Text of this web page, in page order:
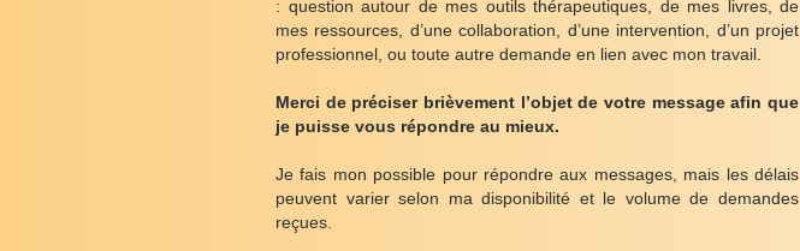
: question autour de mes outils thérapeutiques, de mes livres, de
mes ressources, d’une collaboration, d’une intervention, d’un projet
professionnel, ou toute autre demande en lien avec mon travail.
Merci de préciser brièvement l’objet de votre message afin que
je puisse vous répondre au mieux.
Je fais mon possible pour répondre aux messages, mais les délais
peuvent varier selon ma disponibilité et le volume de demandes
reçues.